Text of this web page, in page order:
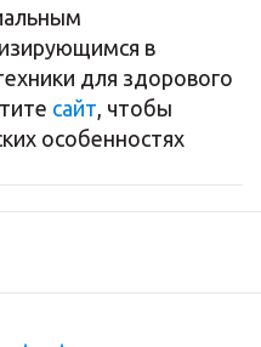
в
для здорового
сайт , чтобы
особенностях